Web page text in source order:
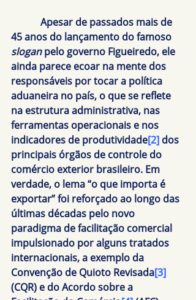
Apesar de passados mais de
45 anos do lançamento do famoso
slogan pelo governo Figueiredo, ele
ainda parece ecoar na mente dos
responsáveis por tocar a política
aduaneira no país, o que se reflete
na estrutura administrativa, nas
ferramentas operacionais e nos
indicadores de produtividade[2] dos
principais órgãos de controle do
comércio exterior brasileiro. Em
verdade, o lema “o que importa é
exportar” foi reforçado ao longo das
últimas décadas pelo novo
paradigma de facilitação comercial
impulsionado por alguns tratados
internacionais, a exemplo da
Convenção de Quioto Revisada[3]
(CQR) e do Acordo sobre a